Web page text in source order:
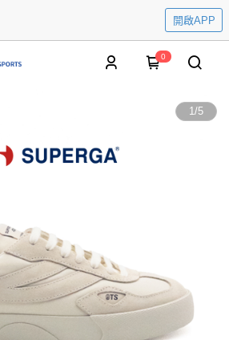
開啟APP
0
1/5